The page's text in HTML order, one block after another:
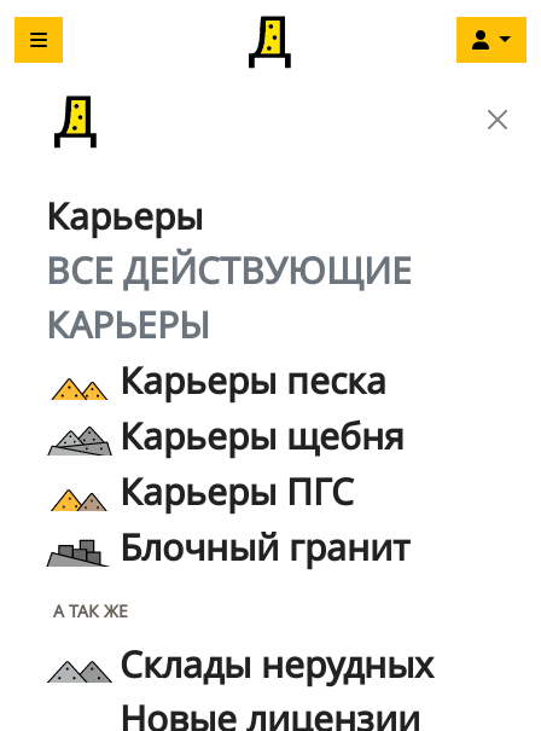
Карьеры
ВСЕ ДЕЙСТВУЮЩИЕ
КАРЬЕРЫ
Карьеры песка
Карьеры щебня
Карьеры ПГС
Блочный гранит
А ТАК ЖЕ
Склады нерудных
Новые лицензии